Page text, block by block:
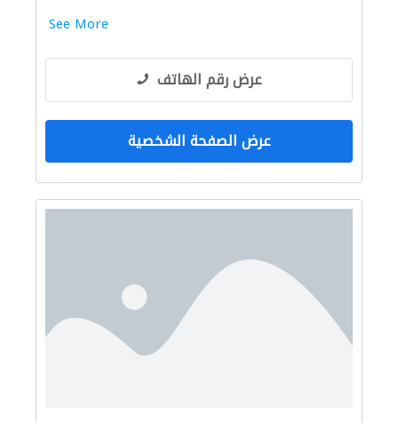
See More
عرض رقم الهاتف
عرض الصفحة الشخصية